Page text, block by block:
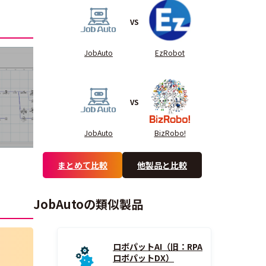
JobAuto
VS
EzRobot
JobAuto
VS
BizRobo!
まとめて比較 他製品と比較
JobAutoの類似製品
ロボパットAI（旧：RPA
ロボパットDX）